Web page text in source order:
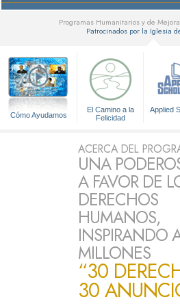
Programas Humanitarios y de
Patrocinados por la Iglesia
Cómo Ayudamos
El Camino a la
Felicidad
Applied
ACERCA DEL
UNA
A FAVOR DE
DERECHOS
HUMANOS,
INSPIRANDO
MILLONES
“30
30